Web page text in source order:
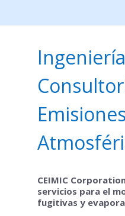
Emisiones
CEIMIC
servicios para el
fugitivas y